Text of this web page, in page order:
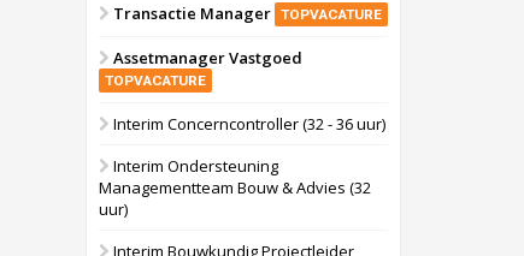
Transactie Manager TOPVACATURE
Assetmanager Vastgoed
TOPVACATURE
Interim Concerncontroller (32 - 36 uur)
Interim Ondersteuning
Managementteam Bouw & Advies (32
uur)
Interim Bouwkundig Projectleider